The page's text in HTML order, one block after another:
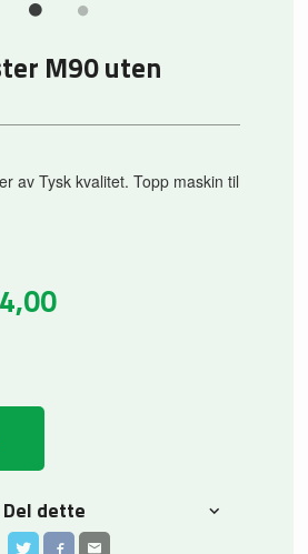
M90 uten
av Tysk kvalitet. Topp maskin til
Del dette